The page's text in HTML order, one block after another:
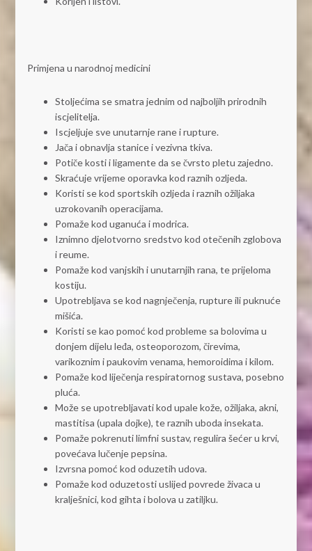
Primjena u narodnoj medicini
Stoljećima se smatra jednim od najboljih prirodnih
iscjelitelja.
Iscjeljuje sve unutarnje rane i rupture.
Jača i obnavlja stanice i vezivna tkiva.
Potiče kosti i ligamente da se čvrsto pletu zajedno.
Skraćuje vrijeme oporavka kod raznih ozljeda.
Koristi se kod sportskih ozljeda i raznih ožiljaka
uzrokovanih operacijama.
Pomaže kod uganuća i modrica.
Iznimno djelotvorno sredstvo kod otečenih zglobova
i reume.
Pomaže kod vanjskih i unutarnjih rana, te prijeloma
kostiju.
Upotrebljava se kod nagnječenja, rupture ili puknuće
mišića.
Koristi se kao pomoć kod probleme sa bolovima u
donjem dijelu leđa, osteoporozom, čirevima,
varikoznim i paukovim venama, hemoroidima i kilom.
Pomaže kod liječenja respiratornog sustava, posebno
pluća.
Može se upotrebljavati kod upale kože, ožiljaka, akni,
mastitisa (upala dojke), te raznih uboda insekata.
Pomaže pokrenuti limfni sustav, regulira šećer u krvi,
povećava lučenje pepsina.
Izvrsna pomoć kod oduzetih udova.
Pomaže kod oduzetosti uslijed povrede živaca u
kralješnici, kod gihta i bolova u zatiljku.